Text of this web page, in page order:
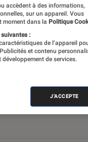
accèdent à des informations,
sur un appareil. Vous
moment dans la Politique
:
de l’appareil
et contenu
de services.
J'ACCEPTE